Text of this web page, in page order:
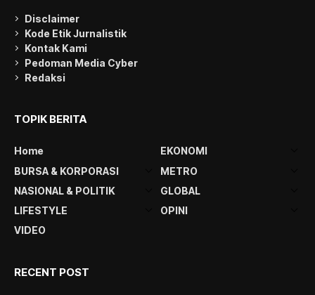
Disclaimer
Kode Etik Jurnalistik
Kontak Kami
Pedoman Media Cyber
Redaksi
TOPIK BERITA
Home
EKONOMI
BURSA & KORPORASI
METRO
NASIONAL & POLITIK
GLOBAL
LIFESTYLE
OPINI
VIDEO
RECENT POST